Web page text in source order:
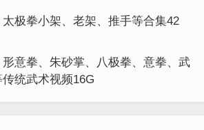
太极拳小架、老架、推手等合集42
意拳、朱砂掌、八极拳、意拳、武
统武术视频16G